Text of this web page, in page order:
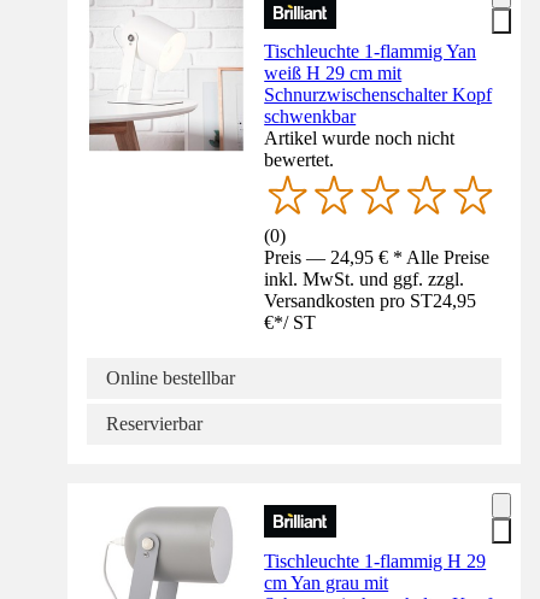
Tischleuchte 1-flammig Yan
weiß H 29 cm mit
Schnurzwischenschalter Kopf
schwenkbar
Artikel wurde noch nicht
bewertet.
(0)
Preis — 24,95 € * Alle Preise
inkl. MwSt. und ggf. zzgl.
Versandkosten pro ST24,95
€*/ ST
Online bestellbar
Reservierbar
Tischleuchte 1-flammig H 29
cm Yan grau mit